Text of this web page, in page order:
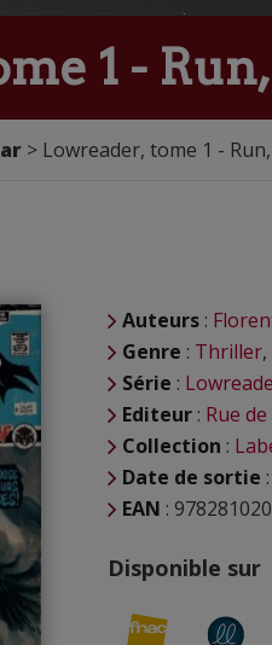
1 -
Lowreader, tome 1 -
Auteurs :
Genre : Thriller,
Série :
Editeur : Rue
Collection :
Date de sortie
EAN :
Disponible sur